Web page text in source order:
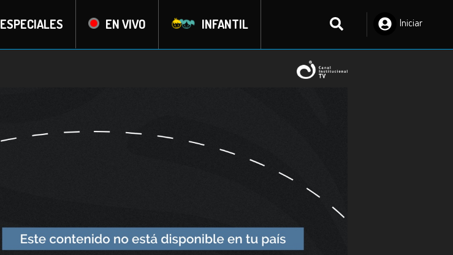
ESPECIALES EN VIVO INFANTIL
Iniciar